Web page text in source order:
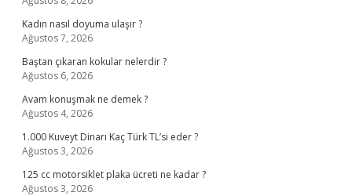
Kadın nasıl doyuma ulaşır ?
Ağustos 7, 2026
Baştan çıkaran kokular nelerdir ?
Ağustos 6, 2026
Avam konuşmak ne demek ?
Ağustos 4, 2026
1.000 Kuveyt Dinarı Kaç Türk TL’si eder ?
Ağustos 3, 2026
125 cc motorsiklet plaka ücreti ne kadar ?
Ağustos 3, 2026